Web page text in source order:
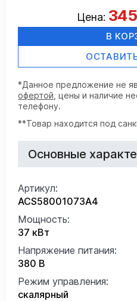
Цена:
В
*Данное предложение не
офертой , цены и наличие
телефону.
**Товар находится под
Основные
Артикул:
ACS58001073A4
Мощность:
37 кВт
Напряжение питания:
380 В
Режим управления:
скалярный